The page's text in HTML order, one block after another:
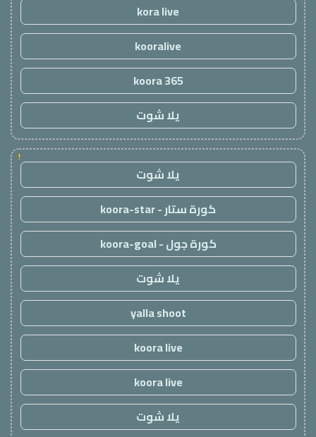
kora live
kooralive
koora 365
يلا شوت
!
يلا شوت
كورة ستار - koora-star
كورة جول - koora-goal
يلا شوت
yalla shoot
koora live
koora live
يلا شوت